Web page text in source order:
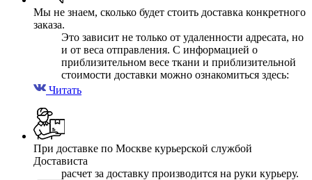
Мы не знаем, сколько будет стоить доставка конкретного
заказа.
Это зависит не только от удаленности адресата, но
и от веса отправления. С информацией о
приблизительном весе ткани и приблизительной
стоимости доставки можно ознакомиться здесь:
Читать
При доставке по Москве курьерской службой
Достависта
расчет за доставку производится на руки курьеру.